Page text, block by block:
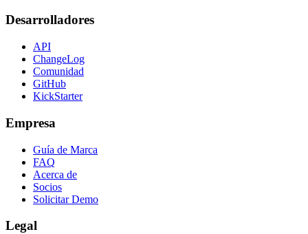
Desarrolladores
API
ChangeLog
Comunidad
GitHub
KickStarter
Empresa
Guía de Marca
FAQ
Acerca de
Socios
Solicitar Demo
Legal